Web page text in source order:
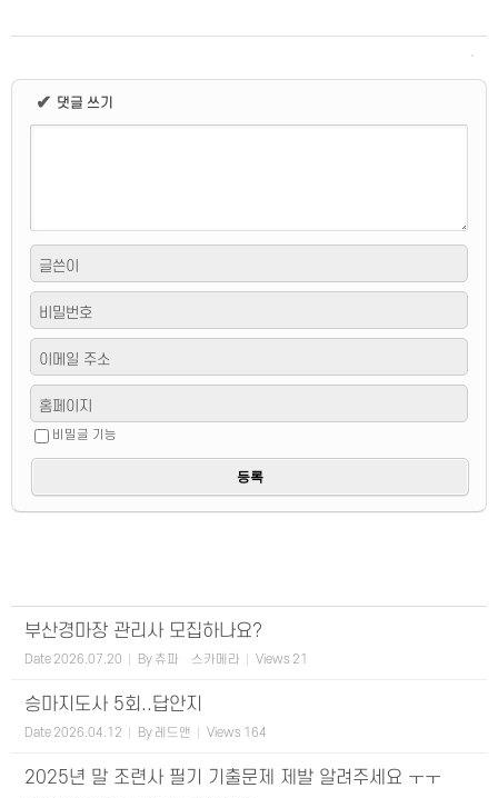
✔ 댓글 쓰기
글쓴이
비밀번호
이메일 주소
홈페이지
비밀글 기능
부산경마장 관리사 모집하나요?
Date 2026.07.20 By 츄파츕스카메라 Views 21
승마지도사 5회..답안지
Date 2026.04.12 By 레드앤 Views 164
2025년 말 조련사 필기 기출문제 제발 알려주세요 ㅜㅜ